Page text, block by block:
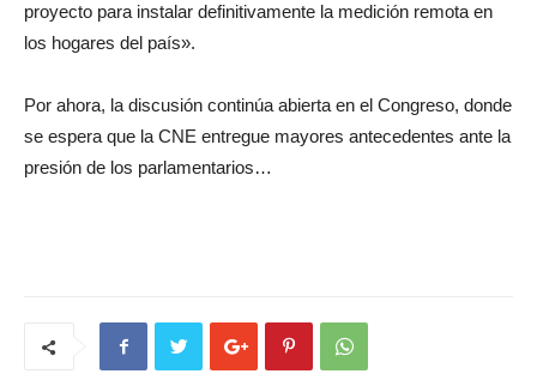
proyecto para instalar definitivamente la medición remota en
los hogares del país».
Por ahora, la discusión continúa abierta en el Congreso, donde
se espera que la CNE entregue mayores antecedentes ante la
presión de los parlamentarios…